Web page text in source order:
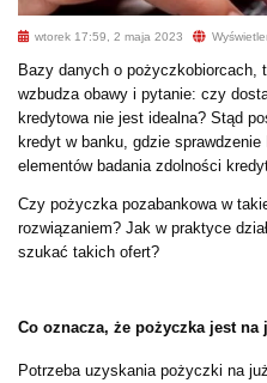
wtorek 17:59, 2 maja 2023
Bazy danych o pożyczkobiorcach,
wzbudza obawy i pytanie: czy
kredytowa nie jest idealna? Stąd
kredyt w banku, gdzie
elementów badania zdolności
Czy pożyczka pozabankowa w
rozwiązaniem? Jak w praktyce
szukać takich ofert?
Co oznacza, że
Potrzeba uzyskania pożyczki na